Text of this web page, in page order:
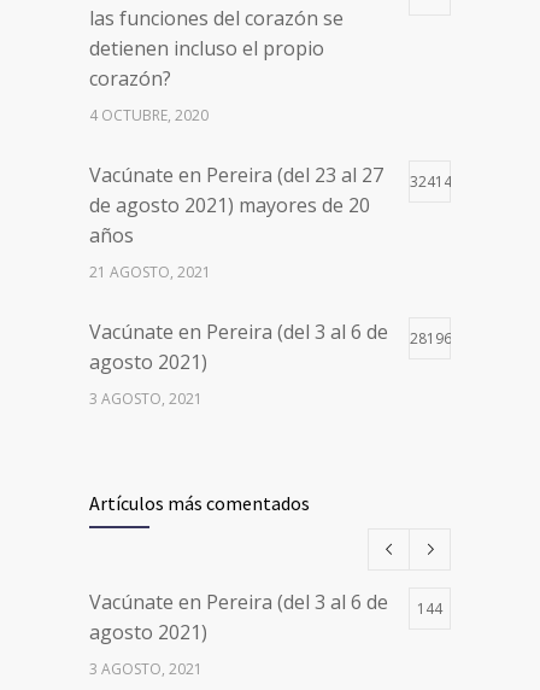
las funciones del corazón se
detienen incluso el propio
corazón?
4 OCTUBRE, 2020
Vacúnate en Pereira (del 23 al 27
de agosto 2021) mayores de 20
años
32414
21 AGOSTO, 2021
Vacúnate en Pereira (del 3 al 6 de
agosto 2021)
28196
3 AGOSTO, 2021
de agosto 2021) mayores de 20
años
Números de Teléfono y Horarios
de Atención para pedir Citas
Médicas en los 5 departamentos
Artículos más comentados
Vacúnate en Pereira (del 3 al 6 de
agosto 2021)
144
3 AGOSTO, 2021